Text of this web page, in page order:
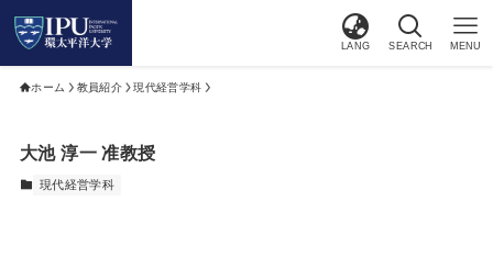
LANG SEARCH MENU
ホーム 教員紹介 現代経営学科
大池 淳一 准教授
現代経営学科